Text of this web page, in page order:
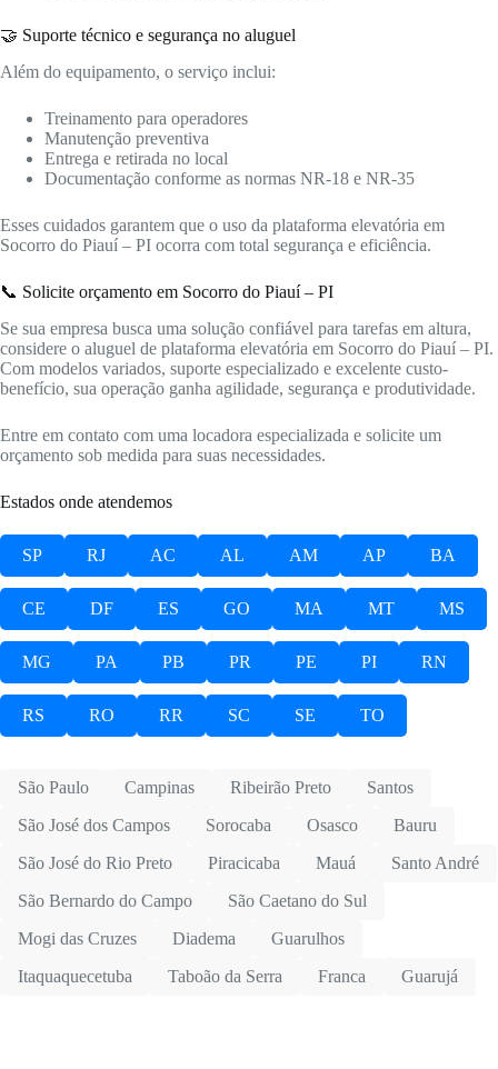
🤝 Suporte técnico e segurança no aluguel
Além do equipamento, o serviço inclui:
Treinamento para operadores
Manutenção preventiva
Entrega e retirada no local
Documentação conforme as normas NR-18 e NR-35
Esses cuidados garantem que o uso da plataforma elevatória em
Socorro do Piauí – PI ocorra com total segurança e eficiência.
📞 Solicite orçamento em Socorro do Piauí – PI
Se sua empresa busca uma solução confiável para tarefas em altura,
considere o aluguel de plataforma elevatória em Socorro do Piauí – PI.
Com modelos variados, suporte especializado e excelente custo-
benefício, sua operação ganha agilidade, segurança e produtividade.
Entre em contato com uma locadora especializada e solicite um
orçamento sob medida para suas necessidades.
Estados onde atendemos
SP RJ AC AL AM AP BA
CE DF ES GO MA MT MS
MG PA PB PR PE PI RN
RS RO RR SC SE TO
São Paulo Campinas Ribeirão Preto
Santos
São José dos Campos
Sorocaba Osasco
Bauru
São José do Rio Preto
Piracicaba Mauá
Santo André
São Bernardo do Campo
São Caetano do Sul
Mogi das Cruzes
Diadema
Guarulhos
Itaquaquecetuba
Taboão da Serra Franca Guarujá